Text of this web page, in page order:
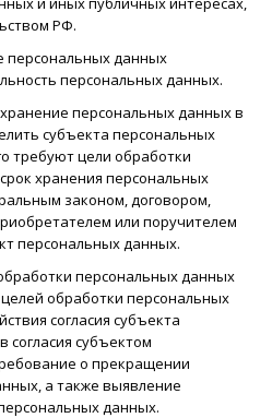
РФ.
персональных данных
персональных данных.
персональных данных в
субъекта персональных
требуют цели обработки
хранения персональных
законом, договором,
или поручителем
персональных данных.
персональных данных
обработки персональных
согласия субъекта
субъектом
о прекращении
а также выявление
данных.